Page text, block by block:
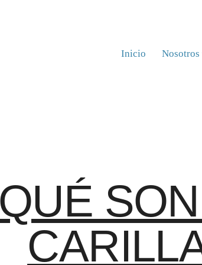
Inicio Nosotros